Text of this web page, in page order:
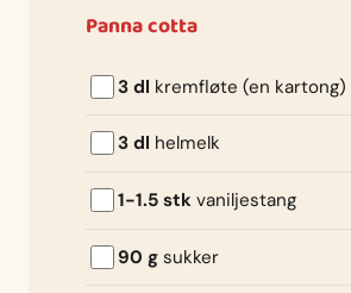
Panna cotta
3 dl kremfløte (en kartong)
3 dl helmelk
1-1.5 stk vaniljestang
90 g sukker